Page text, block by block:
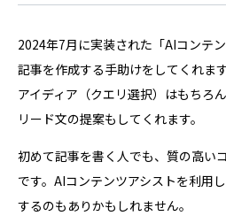
2024年7月に実装された「AIコンテ
記事を作成する手助けをしてくれま
アイディア（クエリ選択）はもちろ
リード文の提案もしてくれます。
初めて記事を書く人でも、質の高い
です。AIコンテンツアシストを利用
するのもありかもしれません。